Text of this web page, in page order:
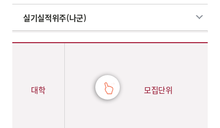
실기실적위주(나군)
2025학년도 전년도입시결과 실기/실적위주(일반학생전형)-정시 다군 - 계열,대학,학과(부),전공,실기/실적위주(일반학생전형)-정시 다군(모집인원,경쟁률,수능환산점수(평균,만점)) 정보제공
대학 모집단위